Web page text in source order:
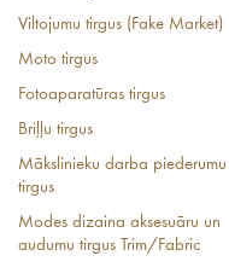
Viltojumu tirgus (Fake Market)
Moto tirgus
Fotoaparatūras tirgus
Briļļu tirgus
Mākslinieku darba piederumu
tirgus
Modes dizaina aksesuāru un
audumu tirgus Trim/Fabric